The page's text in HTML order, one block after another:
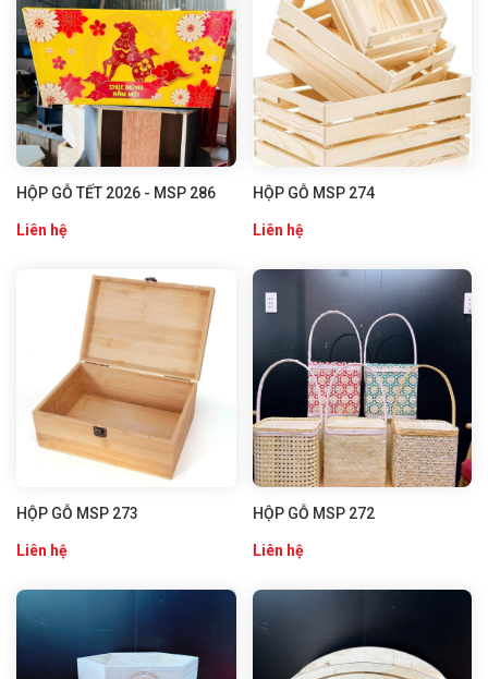
HỘP GỖ TẾT 2026 - MSP 286
Liên hệ
HỘP GỖ MSP 274
Liên hệ
HỘP GỖ MSP 273
Liên hệ
HỘP GỖ MSP 272
Liên hệ